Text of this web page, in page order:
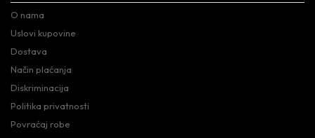
O nama
Uslovi kupovine
Dostava
Način plaćanja
Diskriminacija
Politika privatnosti
Povraćaj robe